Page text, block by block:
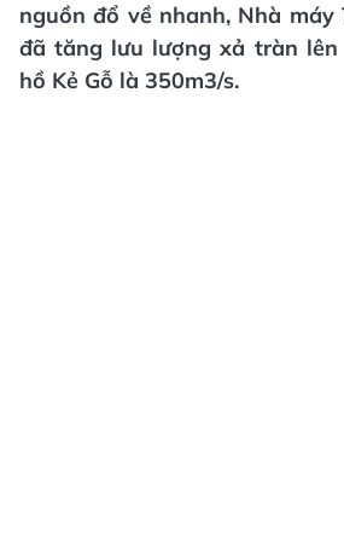
nguồn đổ về nhanh, Nhà máy
đã tăng lưu lượng xả tràn lên
hồ Kẻ Gỗ là 350m3/s.